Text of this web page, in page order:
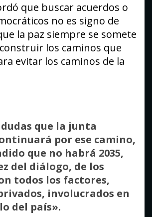
que buscar acuerdos o
no es signo de
la paz siempre se somete
los caminos que
evitar los caminos de la
que la junta
por ese camino,
que no habrá 2035,
del diálogo, de los
todos los factores,
involucrados en
del país».